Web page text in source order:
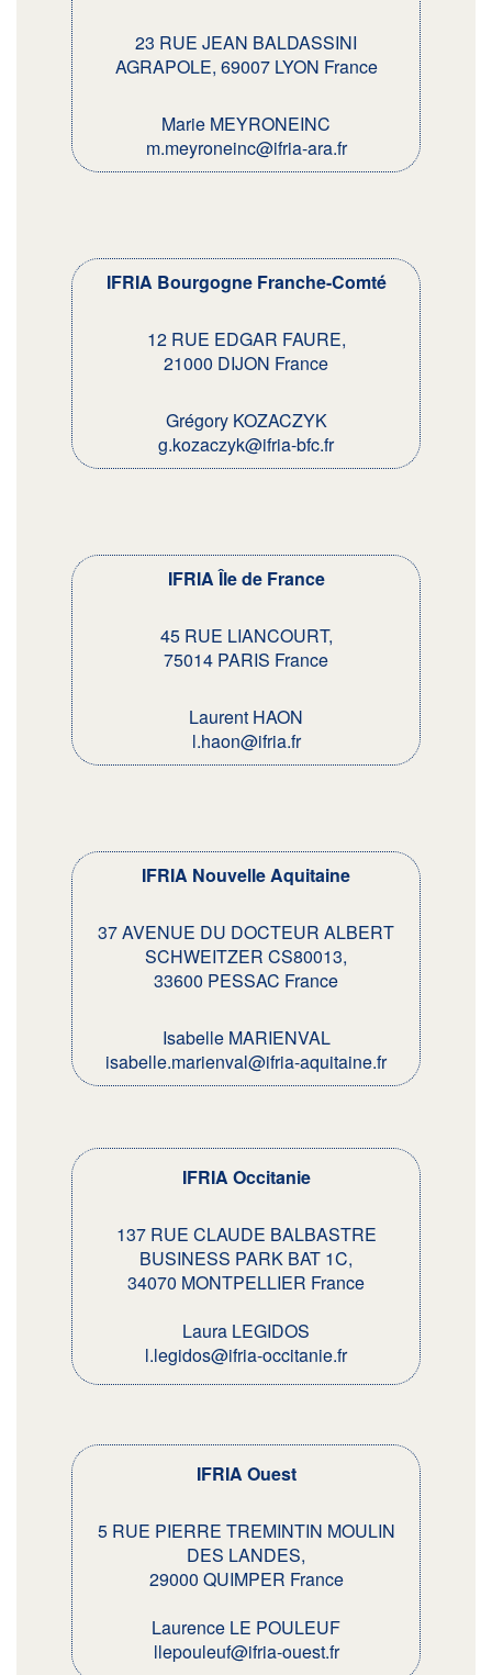
23 RUE JEAN BALDASSINI
AGRAPOLE, 69007 LYON France
Marie MEYRONEINC
m.meyroneinc@ifria-ara.fr
IFRIA Bourgogne Franche-Comté
12 RUE EDGAR FAURE,
21000 DIJON France
Grégory KOZACZYK
g.kozaczyk@ifria-bfc.fr
IFRIA Île de France
45 RUE LIANCOURT,
75014 PARIS France
Laurent HAON
l.haon@ifria.fr
IFRIA Nouvelle Aquitaine
37 AVENUE DU DOCTEUR ALBERT
SCHWEITZER CS80013,
33600 PESSAC France
Isabelle MARIENVAL
isabelle.marienval@ifria-aquitaine.fr
IFRIA Occitanie
137 RUE CLAUDE BALBASTRE
BUSINESS PARK BAT 1C,
34070 MONTPELLIER France
Laura LEGIDOS
l.legidos@ifria-occitanie.fr
IFRIA Ouest
5 RUE PIERRE TREMINTIN MOULIN
DES LANDES,
29000 QUIMPER France
Laurence LE POULEUF
llepouleuf@ifria-ouest.fr